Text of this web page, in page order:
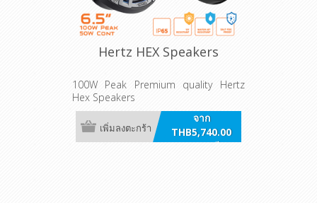
Hertz HEX Speakers
100W Peak Premium quality Hertz
Hex Speakers
จาก
THB5,740.00
รวมภาษี
เพิ่มลงตะกร้า